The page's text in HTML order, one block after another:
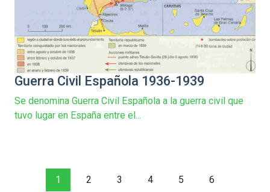
Guerra Civil Española 1936-1939
Se denomina Guerra Civil Española a la guerra civil que
tuvo lugar en España entre el...
1 2 3 4 5 6